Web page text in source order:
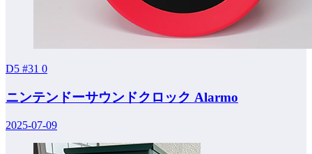
D5 #31 0
ニンテンドーサウンドクロック Alarmo
2025-07-09